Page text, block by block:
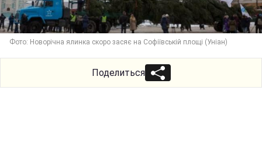
Фото: Новорічна ялинка скоро засяє на Софіївській площі (Уніан)
Поделиться